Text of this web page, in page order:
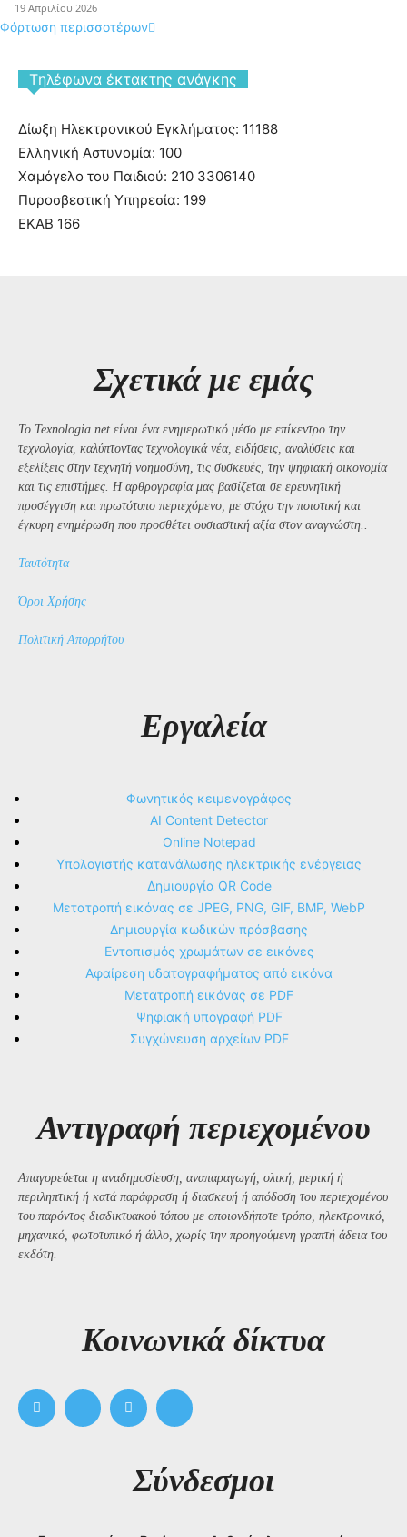
19 Απριλίου 2026
Φόρτωση περισσοτέρων
Tηλέφωνα έκτακτης ανάγκης
Δίωξη Ηλεκτρονικού Εγκλήματος: 11188
Ελληνική Αστυνομία: 100
Χαμόγελο του Παιδιού: 210 3306140
Πυροσβεστική Υπηρεσία: 199
ΕΚΑΒ 166
Σχετικά με εμάς
Το Texnologia.net είναι ένα ενημερωτικό μέσο με επίκεντρο την
τεχνολογία, καλύπτοντας τεχνολογικά νέα, ειδήσεις, αναλύσεις και
εξελίξεις στην τεχνητή νοημοσύνη, τις συσκευές, την ψηφιακή οικονομία
και τις επιστήμες. Η αρθρογραφία μας βασίζεται σε ερευνητική
προσέγγιση και πρωτότυπο περιεχόμενο, με στόχο την ποιοτική και
έγκυρη ενημέρωση που προσθέτει ουσιαστική αξία στον αναγνώστη..
Ταυτότητα
Όροι Χρήσης
Πολιτική Απορρήτου
Εργαλεία
Φωνητικός κειμενογράφος
AI Content Detector
Online Notepad
Υπολογιστής κατανάλωσης ηλεκτρικής ενέργειας
Δημιουργία QR Code
Μετατροπή εικόνας σε JPEG, PNG, GIF, BMP, WebP
Δημιουργία κωδικών πρόσβασης
Εντοπισμός χρωμάτων σε εικόνες
Αφαίρεση υδατογραφήματος από εικόνα
Μετατροπή εικόνας σε PDF
Ψηφιακή υπογραφή PDF
Συγχώνευση αρχείων PDF
Αντιγραφή περιεχομένου
Απαγορεύεται η αναδημοσίευση, αναπαραγωγή, ολική, μερική ή
περιληπτική ή κατά παράφραση ή διασκευή ή απόδοση του περιεχομένου
του παρόντος διαδικτυακού τόπου με οποιονδήποτε τρόπο, ηλεκτρονικό,
μηχανικό, φωτοτυπικό ή άλλο, χωρίς την προηγούμενη γραπτή άδεια του
εκδότη.
Kοινωνικά δίκτυα
Σύνδεσμοι